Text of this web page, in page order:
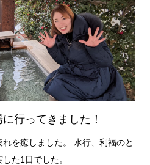
行ってきました！
を癒しました。 水行、利福のと
た1日でした。